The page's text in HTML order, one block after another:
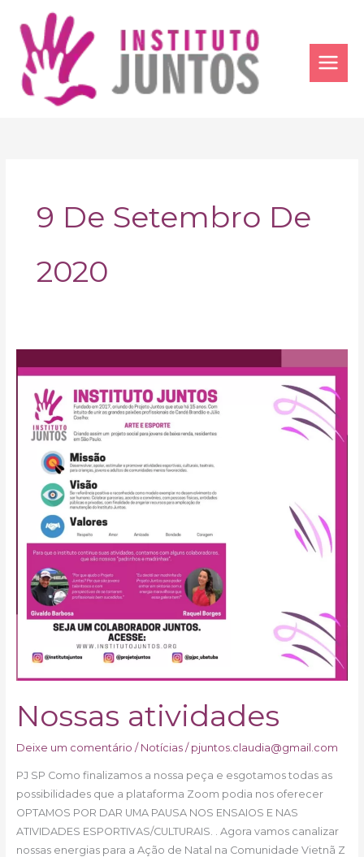
para
conteúdo
9 De Setembro De
2020
Nossas atividades
Deixe um comentário / Notícias/ pjuntos.claudia@gmail.com
PJ SP Como finalizamos a nossa peça e esgotamos todas as
possibilidades que a plataforma Zoom podia nos oferecer
OPTAMOS POR DAR UMA PAUSA NOS ENSAIOS E NAS
ATIVIDADES ESPORTIVAS/CULTURAIS. . Agora vamos canalizar
nossas energias para a Ação de Natal na Comunidade Vietnã Z
atividades